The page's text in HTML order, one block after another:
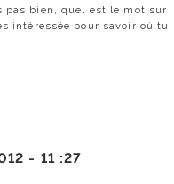
pas bien, quel est le mot sur
intéressée pour savoir où tu
- 11 :27